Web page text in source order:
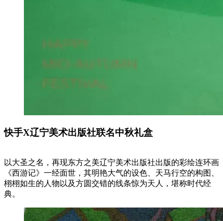
快手X辽宁美术出版社联名中秋礼盒
以大圣之名，再现东方之美辽宁美术出版社出版的彩绘连环画
《西游记》一经面世，其明艳大气的设色、天马行空的构图、
栩栩如生的人物以及方圆交错的线条惊为天人，堪称时代经
典。